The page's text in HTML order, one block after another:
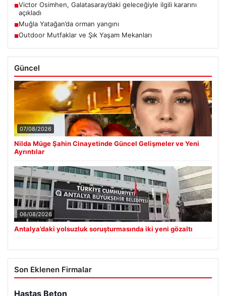
■Victor Osimhen, Galatasaray’daki geleceğiyle ilgili kararını
açıkladı
■Muğla Yatağan’da orman yangını
■Outdoor Mutfaklar ve Şık Yaşam Mekanları
Güncel
07/08/2026
Nilda Müge Şahin Cinayetinde Güncel Gelişmeler ve Yeni
Ayrıntılar
06/08/2026
Antalya’daki yolsuzluk soruşturmasında iki yeni gözaltı
Son Eklenen Firmalar